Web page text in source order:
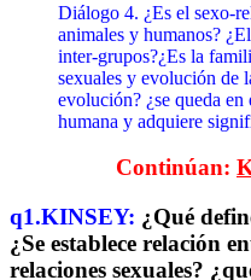
Diálogo 4. ¿Es el sexo-
animales y humanos?
inter-grupos?¿Es la
sexuales y evolución de
evolución? ¿se queda en
humana y adquiere
Continúan:
q1.KINSEY: ¿Qué
¿Se establece relación
relaciones sexuales?